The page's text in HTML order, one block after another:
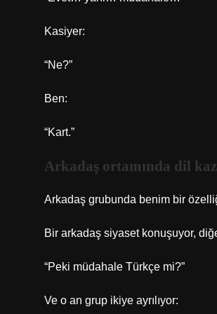
Kasiyer:
“Ne?”
Ben:
“Kart.”
Arkadaş ortamında dil
Arkadaş grubunda benim bir
Bir arkadaş siyaset konuşuyor,
“Peki müdahale Türkçe mi?”
Ve o an grup ikiye ayrılıyor: